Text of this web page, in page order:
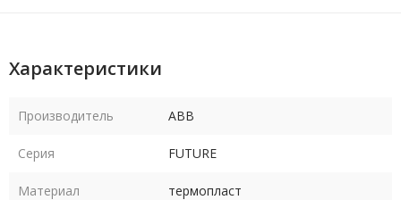
Характеристики
Производитель ABB
Серия FUTURE
Материал термопласт